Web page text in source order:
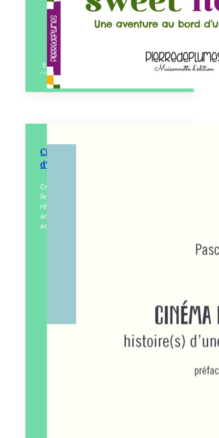
En savoir plus
Cinéma d’animation, histoire(s)
d’une exception française
Creuset indéniable du cinéma, la France
l’est aussi du cinéma d’animation. Dans ce
récit tout à la fois chronique historique et
analytique, Pascal Vimenet, témoin et
acteur de…